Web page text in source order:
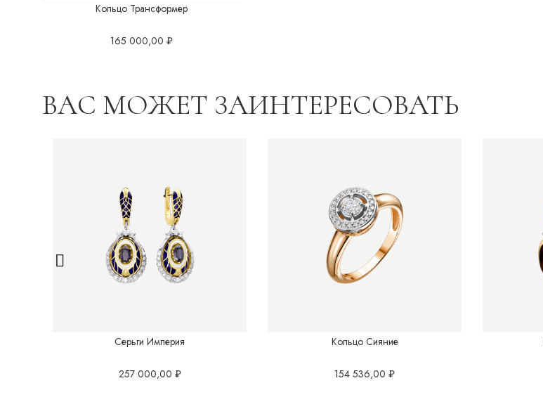
Кольцо Трансформер
165 000,00₽
ВАС МОЖЕТ ЗАИНТЕРЕСОВАТЬ
Серьги Империя
257 000,00 ₽
Кольцо Сияние
154 536,00 ₽